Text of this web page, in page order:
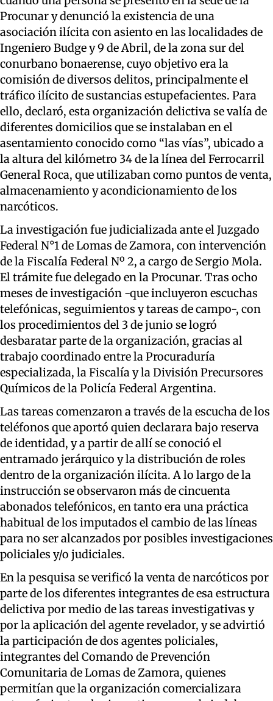
Procunar y denunció la existencia de una
asociación ilícita con asiento en las localidades de
Ingeniero Budge y 9 de Abril, de la zona sur del
conurbano bonaerense, cuyo objetivo era la
comisión de diversos delitos, principalmente el
tráfico ilícito de sustancias estupefacientes. Para
ello, declaró, esta organización delictiva se valía de
diferentes domicilios que se instalaban en el
asentamiento conocido como “las vías”, ubicado a
la altura del kilómetro 34 de la línea del Ferrocarril
General Roca, que utilizaban como puntos de venta,
almacenamiento y acondicionamiento de los
narcóticos.
La investigación fue judicializada ante el Juzgado
Federal N°1 de Lomas de Zamora, con intervención
de la Fiscalía Federal Nº 2, a cargo de Sergio Mola.
El trámite fue delegado en la Procunar. Tras ocho
meses de investigación -que incluyeron escuchas
telefónicas, seguimientos y tareas de campo-, con
los procedimientos del 3 de junio se logró
desbaratar parte de la organización, gracias al
trabajo coordinado entre la Procuraduría
especializada, la Fiscalía y la División Precursores
Químicos de la Policía Federal Argentina.
Las tareas comenzaron a través de la escucha de los
teléfonos que aportó quien declarara bajo reserva
de identidad, y a partir de allí se conoció el
entramado jerárquico y la distribución de roles
dentro de la organización ilícita. A lo largo de la
instrucción se observaron más de cincuenta
abonados telefónicos, en tanto era una práctica
habitual de los imputados el cambio de las líneas
para no ser alcanzados por posibles investigaciones
policiales y/o judiciales.
En la pesquisa se verificó la venta de narcóticos por
parte de los diferentes integrantes de esa estructura
delictiva por medio de las tareas investigativas y
por la aplicación del agente revelador, y se advirtió
la participación de dos agentes policiales,
integrantes del Comando de Prevención
Comunitaria de Lomas de Zamora, quienes
permitían que la organización comercializara